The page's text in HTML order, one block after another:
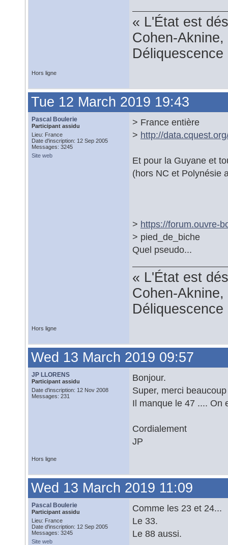
« L'État est
Cohen-
Hors ligne
Tue 12 March 2019 19:43
Pascal Boulerie
Participant assidu
Lieu: France
Date d'inscription: 12 Sep 2005
Messages: 3245
Site web
> France entière
> http://
Et pour la Guyane et
(hors NC et Polynésie
> https://forum.ouvre-
> pied_de_biche
Quel pseudo...
« L'État est
Cohen-
Hors ligne
Wed 13 March 2019 09:57
JP LLORENS
Participant assidu
Date d'inscription: 12 Nov 2008
Messages: 231
Bonjour.
Super, merci
Il manque le 47 .... On
Cordialement
JP
Hors ligne
Wed 13 March 2019 11:09
Pascal Boulerie
Participant assidu
Lieu: France
Date d'inscription: 12 Sep 2005
Messages: 3245
Site web
Comme les 23 et 24...
Le 33.
Le 88 aussi.